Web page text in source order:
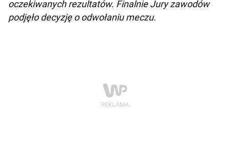
oczekiwanych rezultatów. Finalnie Jury zawodów
podjęło decyzję o odwołaniu meczu.